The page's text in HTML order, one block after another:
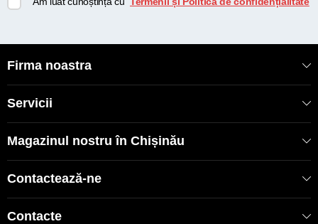
Firma noastra
Servicii
Magazinul nostru în Chișinău
Contactează-ne
Contacte